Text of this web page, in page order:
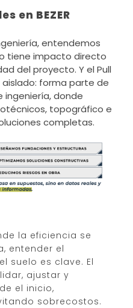
en BEZER
entendemos
tiene impacto directo
del proyecto. Y el Pull
forma parte de
donde
topográfico e
completas.
la eficiencia se
entender el
suelo es clave. El
ajustar y
el inicio,
sobrecostos.